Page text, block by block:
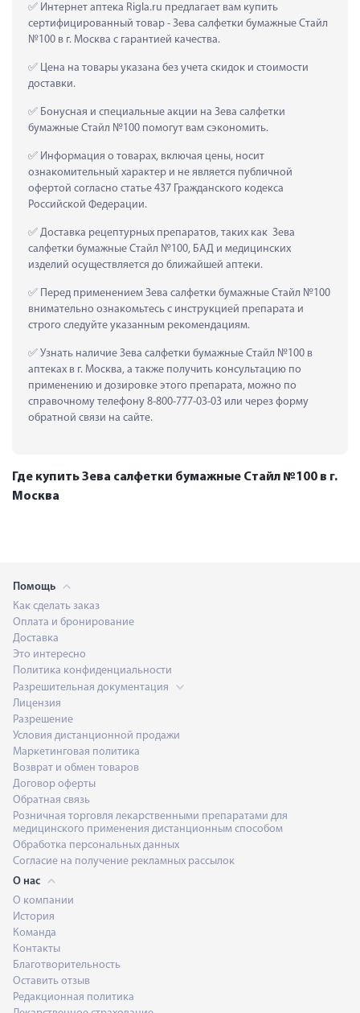
Интернет аптека Rigla.ru предлагает вам купить
сертифицированный товар - Зева салфетки бумажные Стайл
№100 в г. Москва с гарантией качества.
Цена на товары указана без учета скидок и стоимости
доставки.
Бонусная и специальные акции на Зева салфетки
бумажные Стайл №100 помогут вам сэкономить.
Информация о товарах, включая цены, носит
ознакомительный характер и не является публичной
офертой согласно статье 437 Гражданского кодекса
Российской Федерации.
Доставка рецептурных препаратов, таких как  Зева
салфетки бумажные Стайл №100, БАД и медицинских
изделий осуществляется до ближайшей аптеки.
Перед применением Зева салфетки бумажные Стайл №100
внимательно ознакомьтесь с инструкцией препарата и
строго следуйте указанным рекомендациям.
Узнать наличие Зева салфетки бумажные Стайл №100 в
аптеках в г. Москва, а также получить консультацию по
применению и дозировке этого препарата, можно по
справочному телефону 8-800-777-03-03 или через форму
обратной связи на сайте.
Где купить Зева салфетки бумажные Стайл №100 в г.
Москва
Помощь
Как сделать заказ
Оплата и бронирование
Доставка
Это интересно
Политика конфиденциальности
Разрешительная документация
Лицензия
Разрешение
Условия дистанционной продажи
Маркетинговая политика
Возврат и обмен товаров
Договор оферты
Обратная связь
Розничная торговля лекарственными препаратами для
медицинского применения дистанционным способом
Обработка персональных данных
Согласие на получение рекламных рассылок
О нас
О компании
История
Команда
Контакты
Благотворительность
Оставить отзыв
Редакционная политика